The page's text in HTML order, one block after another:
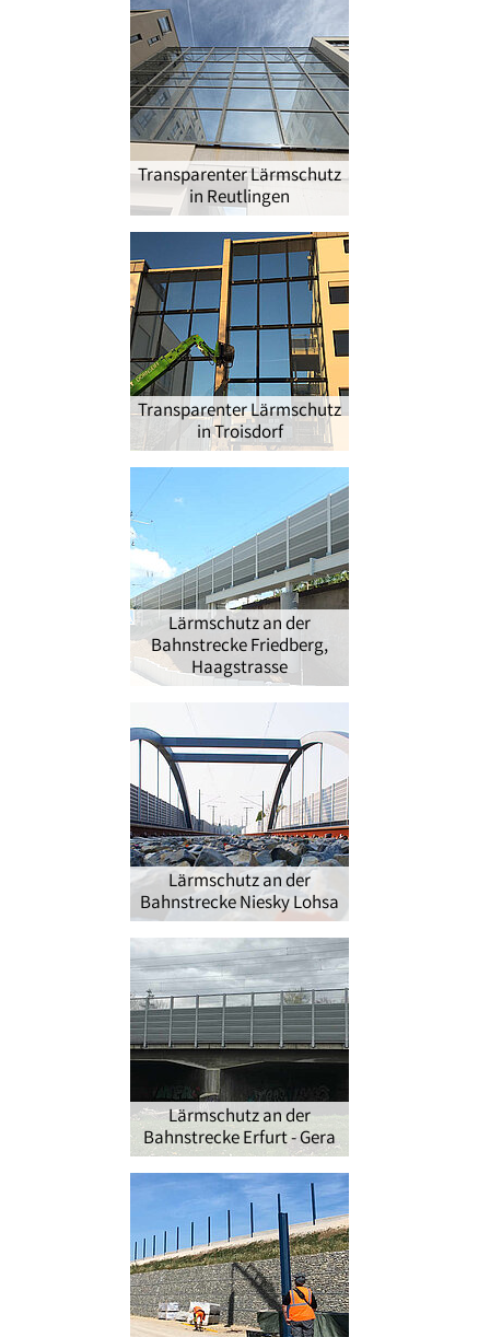
Transparenter Lärmschutz
in Reutlingen
Transparenter Lärmschutz
in Troisdorf
®
Lärmschutz an der
Bahnstrecke Friedberg,
Haagstrasse
Lärmschutz an der
Bahnstrecke Niesky Lohsa
Lärmschutz an der
Bahnstrecke Erfurt - Gera